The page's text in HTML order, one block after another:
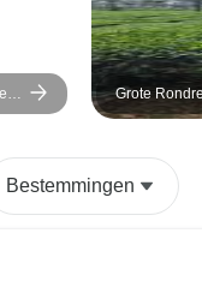
Grote
Bestemmingen